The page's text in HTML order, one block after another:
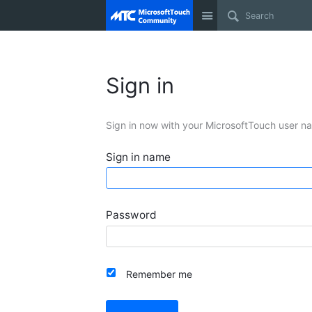
Site
Sign in
Sign in now with your MicrosoftTouch user
Sign in name
Password
Remember me